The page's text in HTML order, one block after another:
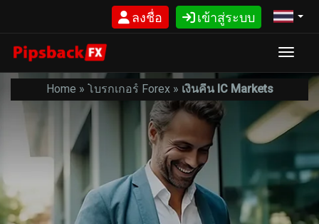
บทความ
เข้าสู่ระบบ
ลงชื่อ
Home » โบรกเกอร์ Forex» เงินคืน IC Markets